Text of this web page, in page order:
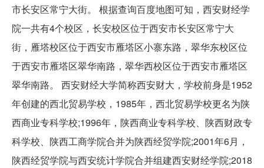
市长安区常宁大街。 根据查询百度地图可知，西安财经学
院一共有4个校区，长安校区位于西安市长安区常宁大
街，雁塔校区位于西安市雁塔区小寨东路，翠华东校区位
于西安市雁塔区翠华南路，翠华西校区位于西安市雁塔区
翠华南路。 西安财经大学简称西安财大，学校前身是1952
年创建的西北贸易学校，1985年，西北贸易学校更名为陕
西商业专科学校;1996年，陕西商业专科学校、陕西财政专
科学校、陕西工商学院合并为陕西经贸学院;2001年6月，
陕西经贸学院与西安统计学院合并组建西安财经学院;2018